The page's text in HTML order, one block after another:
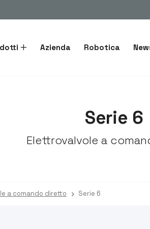
Azienda Robotica
Serie 6
Elettrovalvole a
a comando diretto Serie 6